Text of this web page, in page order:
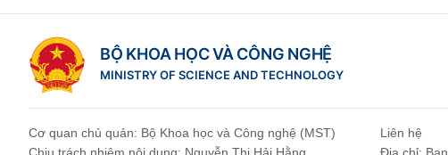
BỘ KHOA HỌC VÀ CÔNG NGHỆ
MINISTRY OF SCIENCE AND TECHNOLOGY
Cơ quan chủ quản: Bộ Khoa học và Công nghệ (MST)
Liên hệ